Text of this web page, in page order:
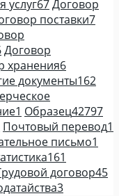
услуг67Договор
поставки7
Договор
хранения6
документы162
1 Образец42797
Почтовый перевод1
письмо1
161
договор45
3